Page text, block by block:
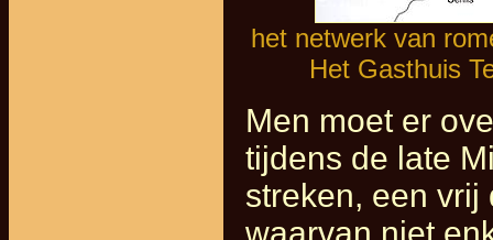
het netwerk van
Het Gasthuis
Men moet er
tijdens de late
streken, een vrij
waarvan niet